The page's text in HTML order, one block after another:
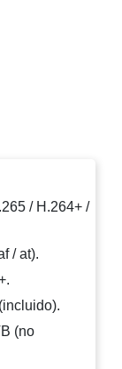
/ H.264+ /
/ at).
(no